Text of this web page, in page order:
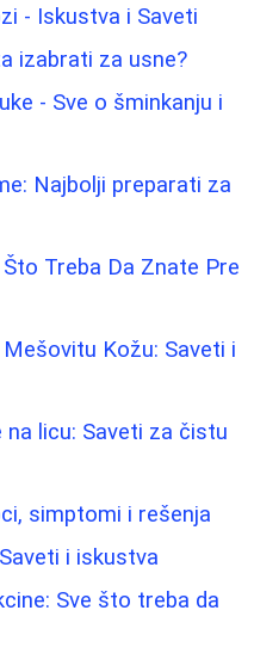
- Iskustva i Saveti
izabrati za usne?
- Sve o šminkanju i
Najbolji preparati za
Treba Da Znate Pre
Kožu: Saveti i
licu: Saveti za čistu
simptomi i rešenja
i iskustva
Sve što treba da